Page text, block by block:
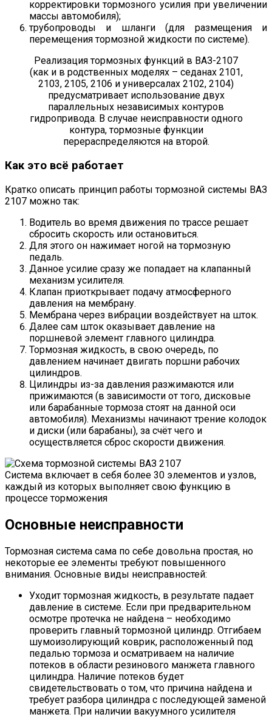
корректировки тормозного усилия при увеличении
массы автомобиля);
трубопроводы и шланги (для размещения и
перемещения тормозной жидкости по системе).
Реализация тормозных функций в ВАЗ-2107
(как и в родственных моделях – седанах 2101,
2103, 2105, 2106 и универсалах 2102, 2104)
предусматривает использование двух
параллельных независимых контуров
гидропривода. В случае неисправности одного
контура, тормозные функции
перераспределяются на второй.
Как это всё работает
Кратко описать принцип работы тормозной системы ВАЗ
2107 можно так:
Водитель во время движения по трассе решает
сбросить скорость или остановиться.
Для этого он нажимает ногой на тормозную
педаль.
Данное усилие сразу же попадает на клапанный
механизм усилителя.
Клапан приоткрывает подачу атмосферного
давления на мембрану.
Мембрана через вибрации воздействует на шток.
Далее сам шток оказывает давление на
поршневой элемент главного цилиндра.
Тормозная жидкость, в свою очередь, по
давлением начинает двигать поршни рабочих
цилиндров.
Цилиндры из-за давления разжимаются или
прижимаются (в зависимости от того, дисковые
или барабанные тормоза стоят на данной оси
автомобиля). Механизмы начинают трение колодок
и диски (или барабаны), за счёт чего и
осуществляется сброс скорости движения.
Система включает в себя более 30 элементов и узлов,
каждый из которых выполняет свою функцию в
процессе торможения
Основные неисправности
Тормозная система сама по себе довольна простая, но
некоторые ее элементы требуют повышенного
внимания. Основные виды неисправностей:
Уходит тормозная жидкость, в результате падает
давление в системе. Если при предварительном
осмотре протечка не найдена – необходимо
проверить главный тормозной цилиндр. Отгибаем
шумоизолирующий коврик, расположенный под
педалью тормоза и осматриваем на наличие
потеков в области резинового манжета главного
цилиндра. Наличие потеков будет
свидетельствовать о том, что причина найдена и
требует разбора цилиндра с последующей заменой
манжета. При наличии вакуумного усилителя